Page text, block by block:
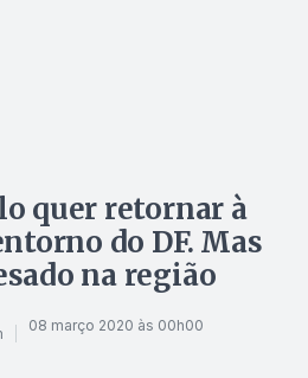
quer retornar à
do DF. Mas
na região
08 março 2020 às 00h00